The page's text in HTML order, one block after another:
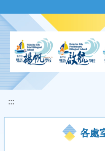
:::
各處